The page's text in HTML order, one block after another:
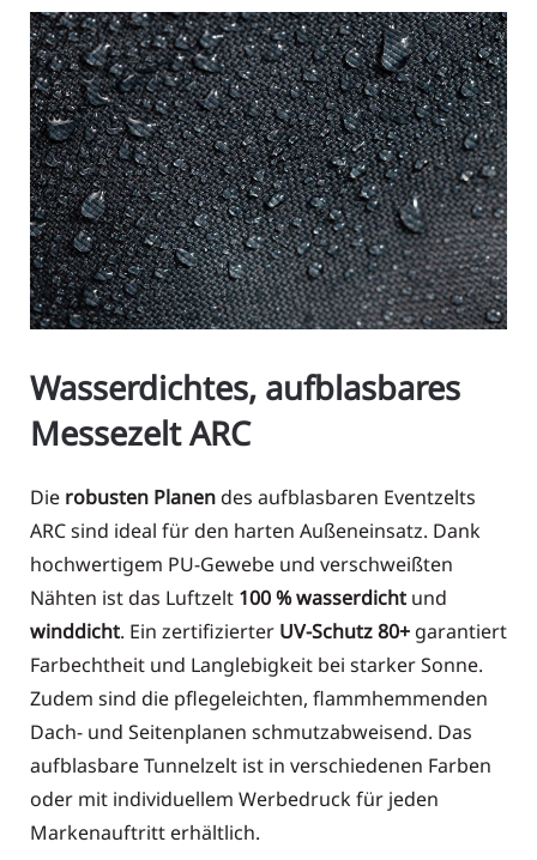
Wasserdichtes, aufblasbares
Messezelt ARC
Die robusten Planendes aufblasbaren Eventzelts
ARC sind ideal für den harten Außeneinsatz. Dank
hochwertigem PU-Gewebe und verschweißten
Nähten ist das Luftzelt 100 % wasserdicht und
winddicht. Ein zertifizierter UV-Schutz 80+ garantiert
Farbechtheit und Langlebigkeit bei starker Sonne.
Zudem sind die pflegeleichten, flammhemmenden
Dach- und Seitenplanen schmutzabweisend. Das
aufblasbare Tunnelzelt ist in verschiedenen Farben
oder mit individuellem Werbedruck für jeden
Markenauftritt erhältlich.